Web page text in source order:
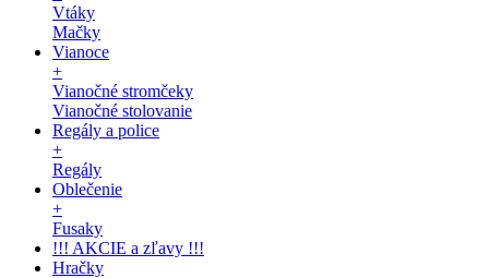
Vtáky
Mačky
Vianoce
+
Vianočné stromčeky
Vianočné stolovanie
Regály a police
+
Regály
Oblečenie
+
Fusaky
!!! AKCIE a zľavy !!!
Hračky